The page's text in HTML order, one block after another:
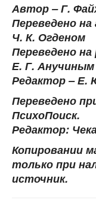
Автор – Г.
Переведено на
Ч. К. Огденом
Переведено на
Е. Г. Анучиным
Редактор – Е.
Переведено
ПсихоПоиск.
Редактор:
Копировании
только при
источник.